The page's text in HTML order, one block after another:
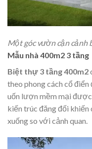
Một góc vườn cận cảnh
Mẫu nhà 400m2 3 tầng
Biệt thự 3 tầng 400m2
theo phong cách cổ
uốn lượn mềm mại
kiến trúc đăng đối khiến
xuống so với cảnh quan.